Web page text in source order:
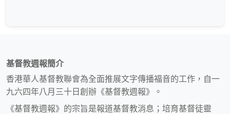
基督教週報簡介
香港華人基督教聯會為全面推展文字傳播福音的工作，自一
九六四年八月三十日創辦《基督教週報》。
《基督教週報》的宗旨是報道基督教消息；培育基督徒靈